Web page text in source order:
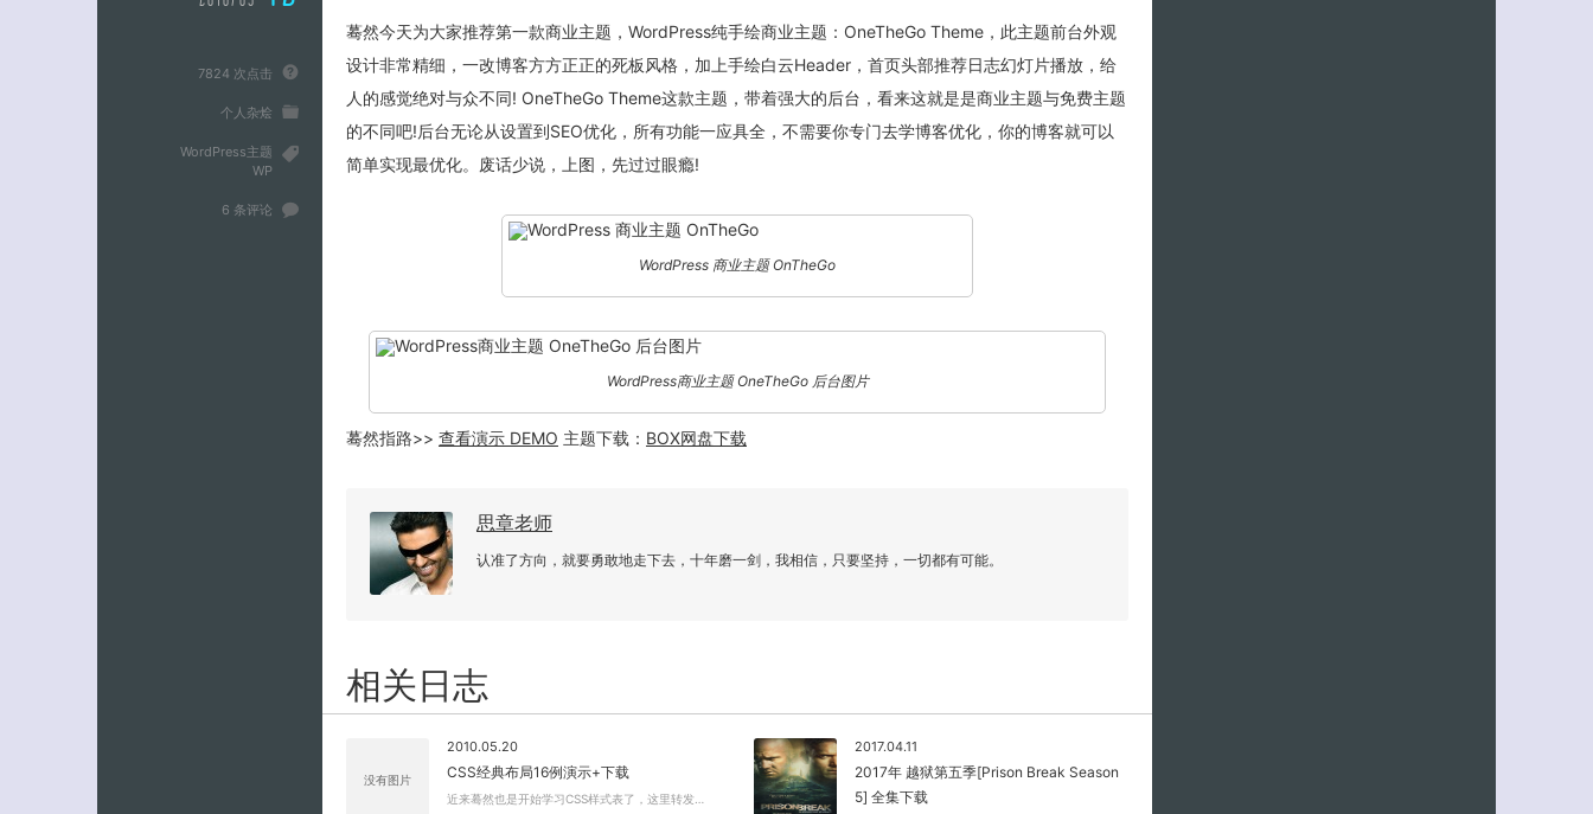
7824 次点击
个人杂烩
WordPress主题
WP
6 条评论
蓦然今天为大家推荐第一款商业主题，WordPress纯手绘商业主题：OneTheGo Theme，此主题前台外观
设计非常精细，一改博客方方正正的死板风格，加上手绘白云Header，首页头部推荐日志幻灯片播放，给
人的感觉绝对与众不同! OneTheGo Theme这款主题，带着强大的后台，看来这就是是商业主题与免费主题
的不同吧!后台无论从设置到SEO优化，所有功能一应具全，不需要你专门去学博客优化，你的博客就可以
简单实现最优化。废话少说，上图，先过过眼瘾!
WordPress 商业主题 OnTheGo
WordPress商业主题 OneTheGo 后台图片
蓦然指路>> 查看演示 DEMO 主题下载： BOX网盘下载
思章老师
认准了方向，就要勇敢地走下去，十年磨一剑，我相信，只要坚持，一切都有可能。
相关日志
没有图片
2010.05.20
CSS经典布局16例演示+下载
近来蓦然也是开始学习CSS样式表了，这里转发…
2017.04.11
2017年 越狱第五季[Prison Break Season
5] 全集下载